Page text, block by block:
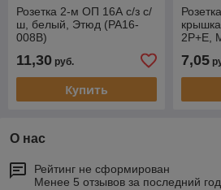
Розетка 2-м ОП 16А с/з с/
ш, белый, Этюд (PA16-
008B)
11,30 руб.
Купить
2P+E,
7,05
О нас
Рейтинг не сформирован
Менее 5 отзывов за последний год